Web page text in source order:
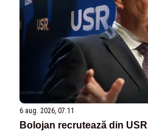
6 aug. 2026, 07:11
Bolojan recrutează din